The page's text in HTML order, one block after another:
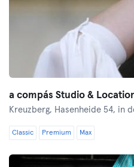
a compás Studio &
Kreuzberg, Hasenheide 54, in
Classic Premium Max